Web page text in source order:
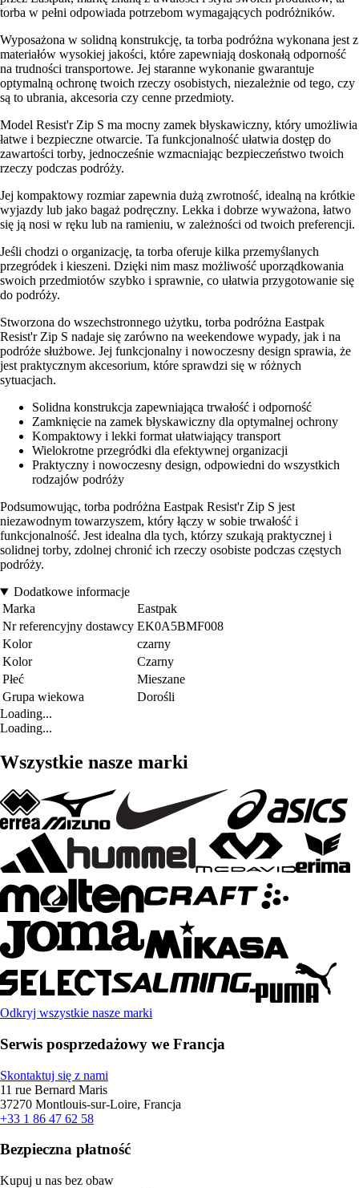
torba w pełni odpowiada potrzebom wymagających podróżników.
Wyposażona w solidną konstrukcję, ta torba podróżna wykonana jest z
materiałów wysokiej jakości, które zapewniają doskonałą odporność
na trudności transportowe. Jej staranne wykonanie gwarantuje
optymalną ochronę twoich rzeczy osobistych, niezależnie od tego, czy
są to ubrania, akcesoria czy cenne przedmioty.
Model Resist'r Zip S ma mocny zamek błyskawiczny, który umożliwia
łatwe i bezpieczne otwarcie. Ta funkcjonalność ułatwia dostęp do
zawartości torby, jednocześnie wzmacniając bezpieczeństwo twoich
rzeczy podczas podróży.
Jej kompaktowy rozmiar zapewnia dużą zwrotność, idealną na krótkie
wyjazdy lub jako bagaż podręczny. Lekka i dobrze wyważona, łatwo
się ją nosi w ręku lub na ramieniu, w zależności od twoich preferencji.
Jeśli chodzi o organizację, ta torba oferuje kilka przemyślanych
przegródek i kieszeni. Dzięki nim masz możliwość uporządkowania
swoich przedmiotów szybko i sprawnie, co ułatwia przygotowanie się
do podróży.
Stworzona do wszechstronnego użytku, torba podróżna Eastpak
Resist'r Zip S nadaje się zarówno na weekendowe wypady, jak i na
podróże służbowe. Jej funkcjonalny i nowoczesny design sprawia, że
jest praktycznym akcesorium, które sprawdzi się w różnych
sytuacjach.
Solidna konstrukcja zapewniająca trwałość i odporność
Zamknięcie na zamek błyskawiczny dla optymalnej ochrony
Kompaktowy i lekki format ułatwiający transport
Wielokrotne przegródki dla efektywnej organizacji
Praktyczny i nowoczesny design, odpowiedni do wszystkich
rodzajów podróży
Podsumowując, torba podróżna Eastpak Resist'r Zip S jest
niezawodnym towarzyszem, który łączy w sobie trwałość i
funkcjonalność. Jest idealna dla tych, którzy szukają praktycznej i
solidnej torby, zdolnej chronić ich rzeczy osobiste podczas częstych
podróży.
Dodatkowe informacje
Marka
Eastpak
Nr referencyjny dostawcy EK0A5BMF008
Kolor
czarny
Kolor
Czarny
Płeć
Mieszane
Grupa wiekowa
Dorośli
Loading...
Loading...
Wszystkie nasze marki
Odkryj wszystkie nasze marki
Serwis posprzedażowy we Francja
Skontaktuj się z nami
11 rue Bernard Maris
37270 Montlouis-sur-Loire, Francja
+33 1 86 47 62 58
Bezpieczna płatność
Kupuj u nas bez obaw